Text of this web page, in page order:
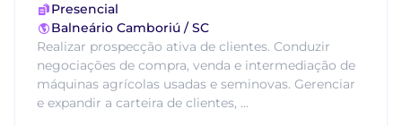
Presencial
Balneário Camboriú / SC
Realizar prospecção ativa de clientes. Conduzir
negociações de compra, venda e intermediação de
máquinas agrícolas usadas e seminovas. Gerenciar
e expandir a carteira de clientes, ...